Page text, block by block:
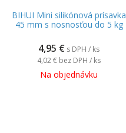
BIHUI Mini silikónová prísavka
45 mm s nosnosťou do 5 kg
4,95 € s DPH / ks
4,02 € bez DPH / ks
Na objednávku